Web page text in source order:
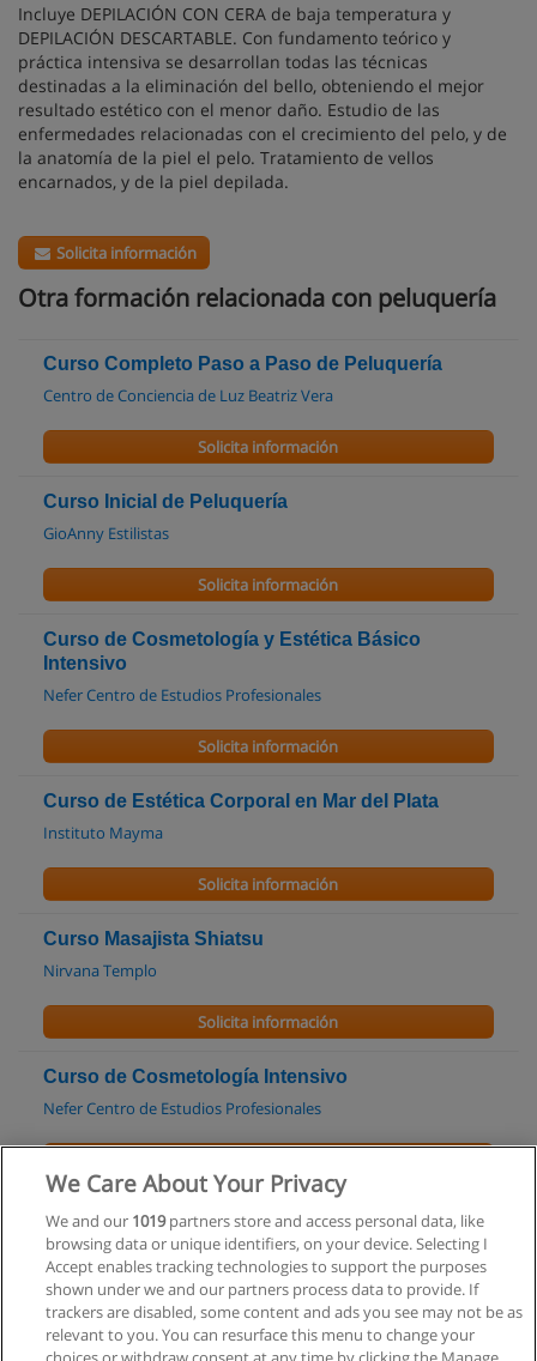
Incluye DEPILACIÓN CON CERA de baja temperatura y
DEPILACIÓN DESCARTABLE. Con fundamento teórico y
práctica intensiva se desarrollan todas las técnicas
destinadas a la eliminación del bello, obteniendo el mejor
resultado estético con el menor daño. Estudio de las
enfermedades relacionadas con el crecimiento del pelo, y de
la anatomía de la piel el pelo. Tratamiento de vellos
encarnados, y de la piel depilada.
Solicita información
Otra formación relacionada con peluquería
Curso Completo Paso a Paso de Peluquería
Centro de Conciencia de Luz Beatriz Vera
Solicita información
Curso Inicial de Peluquería
GioAnny Estilistas
Solicita información
Curso de Cosmetología y Estética Básico
Intensivo
Nefer Centro de Estudios Profesionales
Solicita información
Curso de Estética Corporal en Mar del Plata
Instituto Mayma
Solicita información
Curso Masajista Shiatsu
Nirvana Templo
Solicita información
Curso de Cosmetología Intensivo
Nefer Centro de Estudios Profesionales
Curso de Especialista en Técnicas de Spa
Nefer Centro de Estudios Profesionales
Solicita información
We Care About Your Privacy
We and our 1019partners store and access personal data, like
browsing data or unique identifiers, on your device. Selecting I
Accept enables tracking technologies to support the purposes
shown under we and our partners process data to provide. If
trackers are disabled, some content and ads you see may not be as
relevant to you. You can resurface this menu to change your